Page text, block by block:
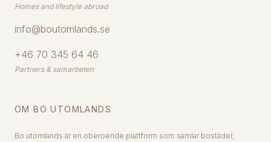
Homes and lifestyle abroad
info@boutomlands.se
+46 70 345 64 46
Partners & samarbeten
OM BO UTOMLANDS
Bo utomlands är en oberoende plattform som samlar bostäder,